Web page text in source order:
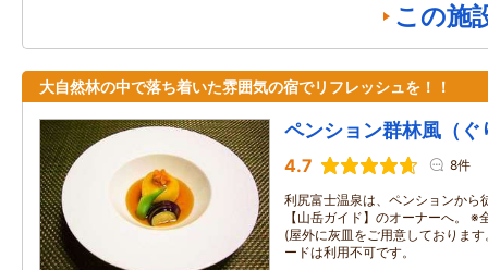
この施
大自然林の中で落ち着いた雰囲気の宿でリフレッシュを！！
ペンション群林風（ぐ
4.7 8件
利尻富士温泉は、ペンションから
【山岳ガイド】のオーナーへ。
(屋外に灰皿をご用意しておりま
ードは利用不可です。